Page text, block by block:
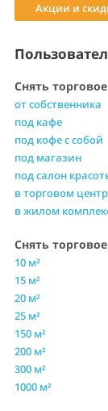
Акции и
Снять
от собственника
под кафе
под кофе с собой
под магазин
под салон
в торговом
в жилом
Снять
10 м²
15 м²
20 м²
25 м²
150 м²
200 м²
300 м²
1000 м²